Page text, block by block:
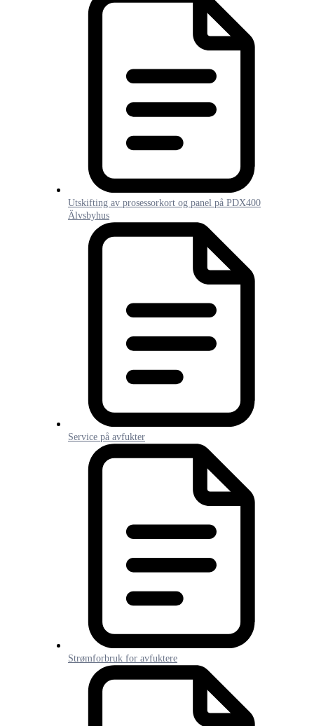
Utskifting av prosessorkort og panel på PDX400
Älvsbyhus
Service på avfukter
Strømforbruk for avfuktere